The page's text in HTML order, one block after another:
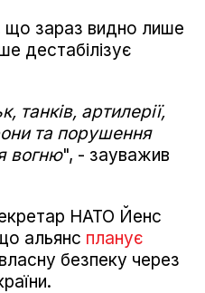
що зараз видно лише
дестабілізує
танків, артилерії,
та порушення
вогню", - зауважив
НАТО Йенс
альянс планує
безпеку через